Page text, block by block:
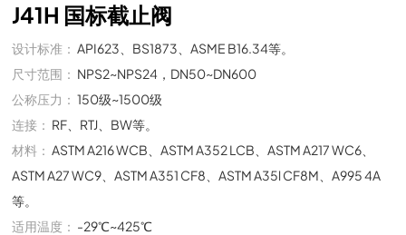
J41H 国标截止阀
设计标准： API623、BS1873、ASME B16.34等。
尺寸范围： NPS2~NPS24，DN50~DN600
公称压力： 150级~1500级
连接： RF、RTJ、BW等。
材料： ASTM A216 WCB、ASTM A352 LCB、ASTM A217 WC6、
ASTM A27 WC9、ASTM A351 CF8、ASTM A35l CF8M、A995 4A
等。
适用温度： -29℃~425℃